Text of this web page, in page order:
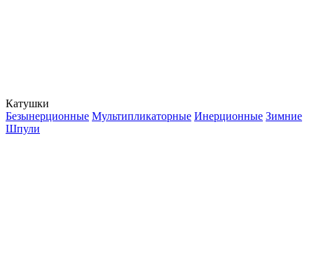
Катушки
Безынерционные Мультипликаторные Инерционные Зимние
Шпули